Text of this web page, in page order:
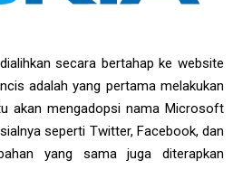
secara bertahap ke website
adalah yang pertama melakukan
akan mengadopsi nama Microsoft
seperti Twitter, Facebook, dan
yang sama juga diterapkan